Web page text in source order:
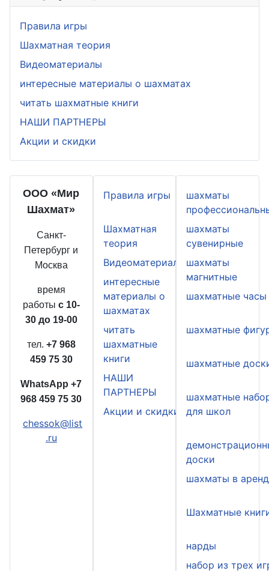
Правила игры
Шахматная теория
Видеоматериалы
интересные материалы о шахматах
читать шахматные книги
НАШИ ПАРТНЕРЫ
Акции и скидки
ООО «Мир
Шахмат»
Санкт-
Петербург и
Москва
время
работы с 10-
30 до 19-00
тел. +7 968
459 75 30
WhatsApp+7
968 459 75 30
chessok@list
.ru
Правила игры
Шахматная
теория
Видеоматериалы
интересные
материалы о
шахматах
читать
шахматные
книги
НАШИ
ПАРТНЕРЫ
Акции и скидки
шахматы
шахматы
сувенирные
шахматы
магнитные
шахматные часы
шахматные
шахматные
шахматные
для школ
доски
шахматы в
Шахматные
нарды
набор из трех